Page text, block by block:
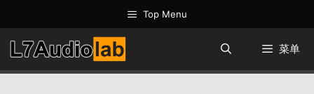
至
内
容
Top Menu
菜单